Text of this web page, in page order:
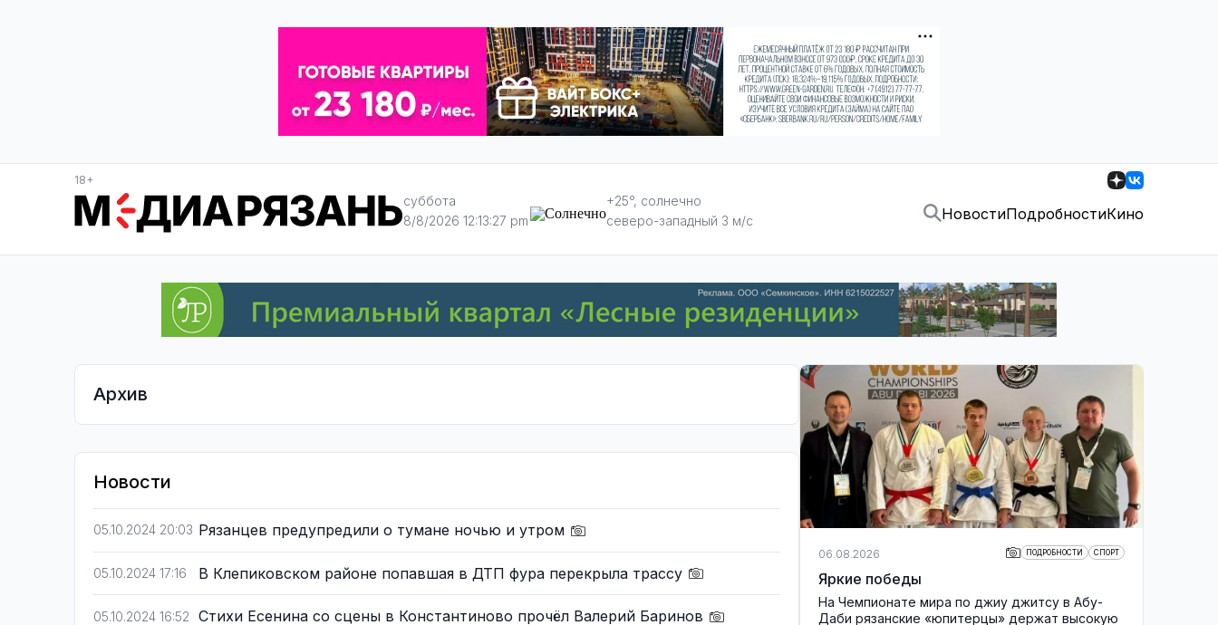
18+
суббота
8/8/2026 12:13:28 pm
+25°, солнечно
северо-западный 3 м/с
НовостиПодробностиКино
Архив
Новости
05.10.2024 20:03 Рязанцев предупредили о тумане ночью и утром
05.10.2024 17:16 В Клепиковском районе попавшая в ДТП фура перекрыла трассу
05.10.2024 16:52 Стихи Есенина со сцены в Константиново прочёл Валерий Баринов
06.08.2026 ПОДРОБНОСТИ СПОРТ
Яркие победы
На Чемпионате мира по джиу джитсу в Абу-
Даби рязанские «юпитерцы» держат высокую